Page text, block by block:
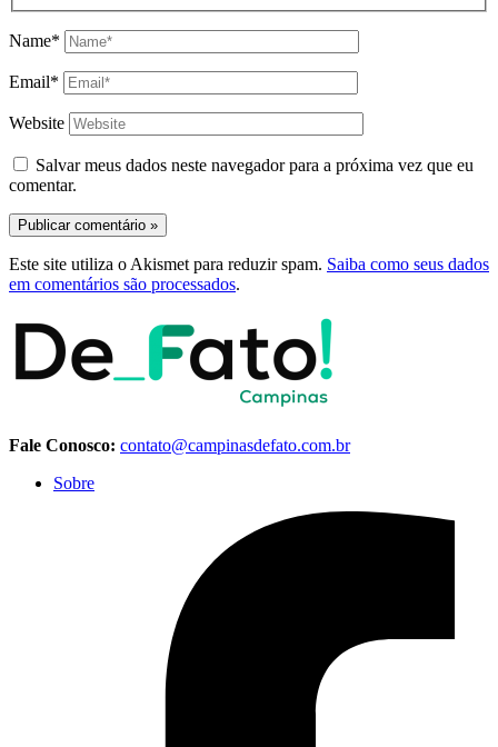
Name*
Email*
Website
Salvar meus dados neste navegador para a próxima vez que eu
comentar.
Este site utiliza o Akismet para reduzir spam. Saiba como seus dados
em comentários são processados.
Fale Conosco: contato@campinasdefato.com.br
Sobre